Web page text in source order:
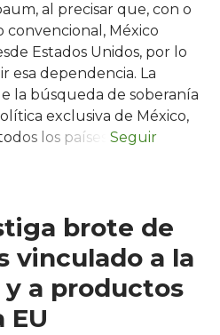
al precisar que, con o
convencional, México
Estados Unidos, por lo
esa dependencia. La
la búsqueda de soberanía
exclusiva de México,
los países.
brote de
vinculado a la
y a productos
EU